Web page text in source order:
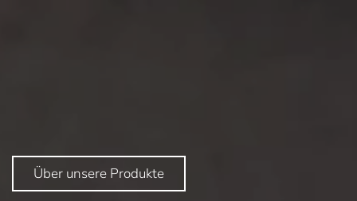
Über unsere Produkte